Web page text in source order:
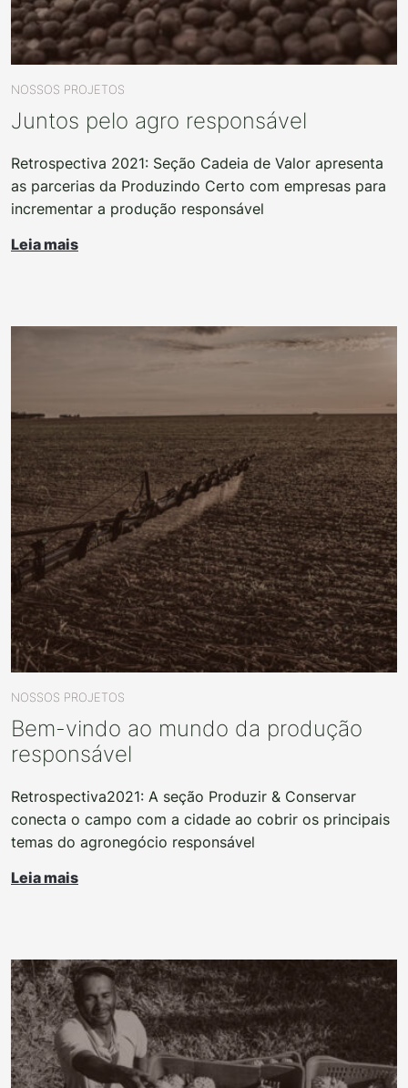
NOSSOS PROJETOS
Juntos pelo agro responsável
Retrospectiva 2021: Seção Cadeia de Valor apresenta
as parcerias da Produzindo Certo com empresas para
incrementar a produção responsável
Leia mais
NOSSOS PROJETOS
Bem-vindo ao mundo da produção
responsável
Retrospectiva2021: A seção Produzir & Conservar
conecta o campo com a cidade ao cobrir os principais
temas do agronegócio responsável
Leia mais